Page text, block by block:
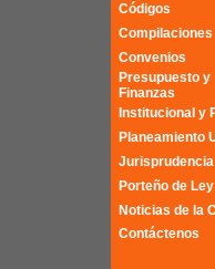
Códigos
Compilaciones
Convenios
Presupuesto y
Finanzas
Institucional y
Planeamiento
Jurisprudencia
Porteño de Ley
Noticias de la
Contáctenos